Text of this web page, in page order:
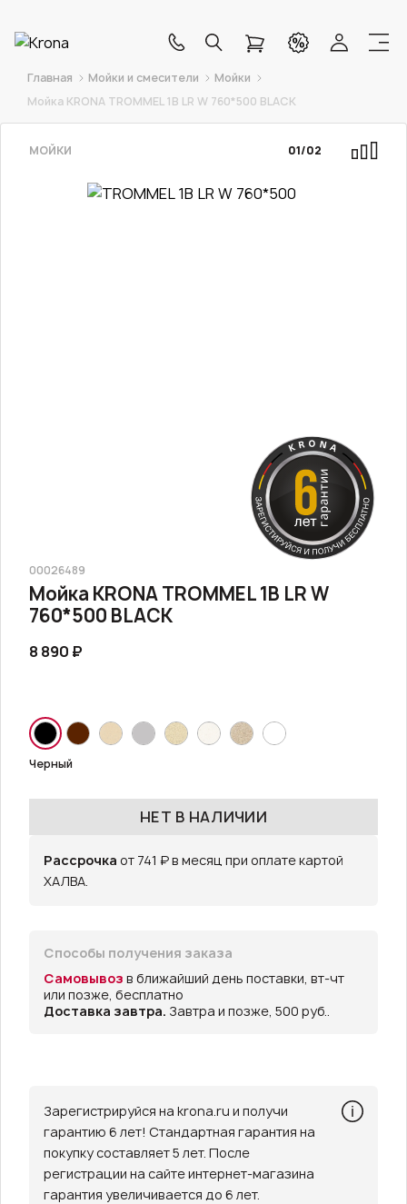
Главная Мойки и смесители
Мойки
Мойка KRONA TROMMEL 1B LR W 760*500 BLACK
МОЙКИ 01/02
00026489
Мойка KRONA TROMMEL 1B LR W
760*500 BLACK
8 890 ₽
Черный
НЕТ В НАЛИЧИИ
Рассрочка от 741 ₽ в месяц при оплате картой
ХАЛВА.
Способы получения заказа
Самовывоз в ближайший день поставки, вт-чт
или позже, бесплатно
Доставка завтра. Завтра и позже, 500 руб..
Зарегистрируйся на krona.ru и получи
гарантию 6 лет! Стандартная гарантия на
покупку составляет 5 лет. После
регистрации на сайте интернет-магазина
гарантия увеличивается до 6 лет.